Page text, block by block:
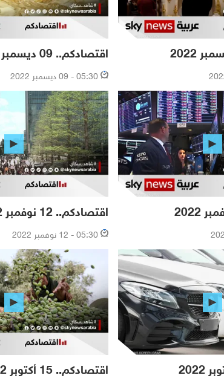
اقتصادكم.. 09 ديسمبر 2022
05:30 - 09 ديسمبر 2022
اقتصادكم.. 12 نوفمبر 2022
05:30 - 12 نوفمبر 2022
اقتصادكم.. 15 أكتوبر 2022